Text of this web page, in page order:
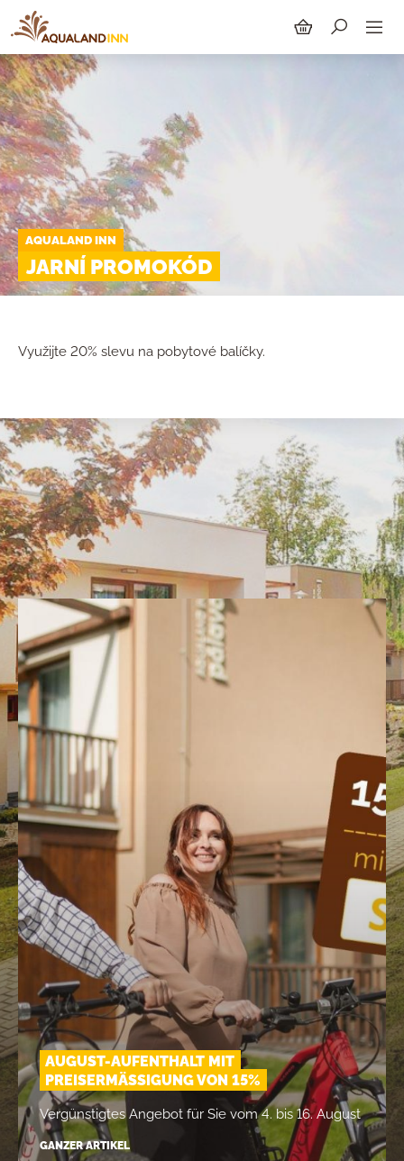
AQUALAND INN
JARNÍ PROMOKÓD
Využijte 20% slevu na pobytové balíčky.
AUGUST-AUFENTHALT MIT
PREISERMÄSSIGUNG VON 15%
Vergünstigtes Angebot für Sie vom 4. bis 16. August
GANZER ARTIKEL